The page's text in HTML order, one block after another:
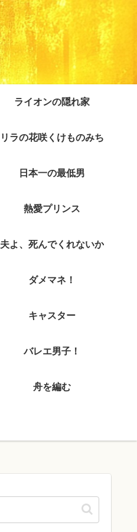
ライオンの隠れ家
リラの花咲くけものみち
日本一の最低男
熱愛プリンス
夫よ、死んでくれないか
ダメマネ！
キャスター
バレエ男子！
舟を編む